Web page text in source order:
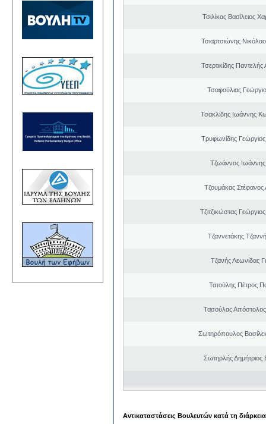
Τσιλίκας Βασίλειος
Τσιαρτσιώνης
Τσερτικίδης Παντελής
Τσαφούλιας
Τσακλίδης Ιωάννης
Τρυφωνίδης
Τζωάννος Ιωάννης
Τζουμάκας Στέφανος
Τζιτζικώστας
Τζαννετάκης
Τζανής Λεωνίδας
Τατούλης Πέτρος
Τασούλας Απόστολος
Σωτηρόπουλος
Σωτηρλής Δημήτριος
Αντικαταστάσεις Βουλευτών κατά τη